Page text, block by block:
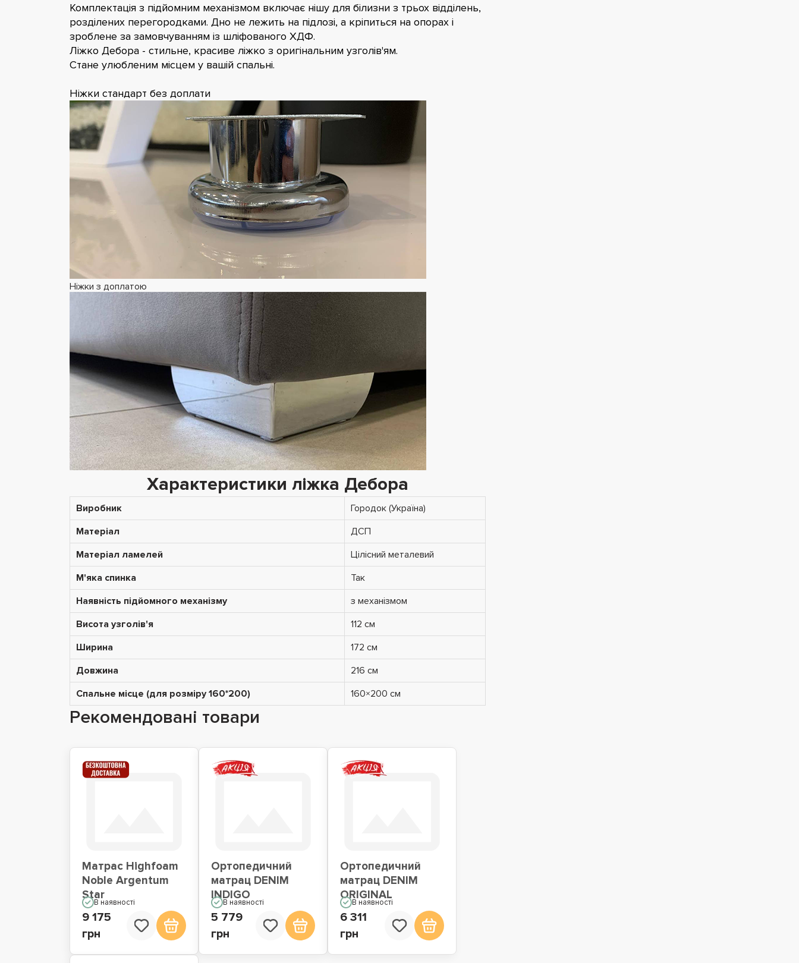
Комплектація з підйомним механізмом включає нішу для білизни з трьох відділень,
розділених перегородками. Дно не лежить на підлозі, а кріпиться на опорах і
зроблене за замовчуванням із шліфованого ХДФ.
Ліжко Дебора - стильне, красиве ліжко з оригінальним узголів'ям.
Стане улюбленим місцем у вашій спальні.
Ніжки стандарт без доплати
Ніжки з доплатою
Характеристики ліжка Дебора
Виробник
Городок (Україна)
Матеріал
ДСП
Матеріал ламелей
Цілісний металевий
М'яка спинка
Так
Наявність підйомного механізму
з механізмом
Висота узголів'я
112 см
Ширина
172 см
Довжина
216 см
Спальне місце (для розміру 160*200)
160×200 см
Рекомендовані товари
Матрас Highfoam
Noble Argentum
Star
В наявності
9 175
грн
Ортопедичний
матрац DENIM
INDIGO
В наявності
5 779
грн
Ортопедичний
матрац DENIM
ORIGINAL
В наявності
6 311
грн